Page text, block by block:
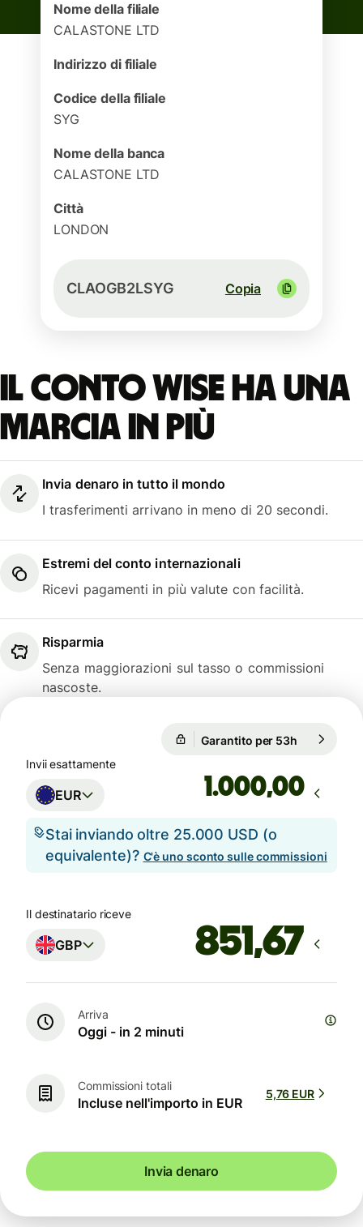
Nome della filiale
CALASTONE LTD
Indirizzo di filiale
Codice della filiale
SYG
Nome della banca
CALASTONE LTD
Città
LONDON
CLAOGB2LSYG Copia
Il conto Wise ha una
marcia in più
Invia denaro in tutto il mondo
I trasferimenti arrivano in meno di 20 secondi.
Estremi del conto internazionali
Ricevi pagamenti in più valute con facilità.
Risparmia
Senza maggiorazioni sul tasso o commissioni
nascoste.
Garantito per 53h
Invii esattamente
EUR ,00
Stai inviando oltre 25.000 USD (o
equivalente)? C'è uno sconto sulle commissioni
Il destinatario riceve
GBP
Arriva
Oggi - in 2 minuti
Commissioni totali
Incluse nell'importo in EUR
5,76 EUR
Invia denaro